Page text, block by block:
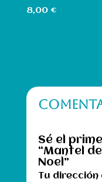
8,00 €
Sé el
“Mantel
Noel”
Tu